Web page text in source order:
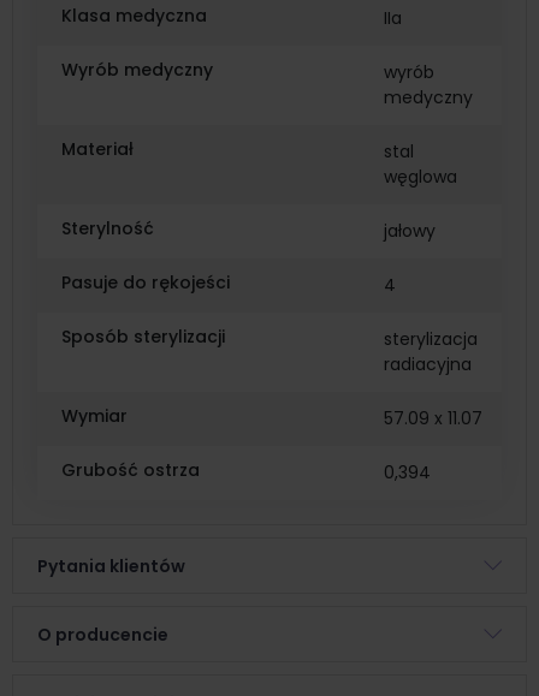
Klasa medyczna IIa
Wyrób medyczny
wyrób
medyczny
Materiał
stal
węglowa
Sterylność jałowy
Pasuje do rękojeści 4
Sposób sterylizacji
sterylizacja
radiacyjna
Wymiar 57.09 x 11.07
Grubość ostrza 0,394
Pytania klientów
O producencie